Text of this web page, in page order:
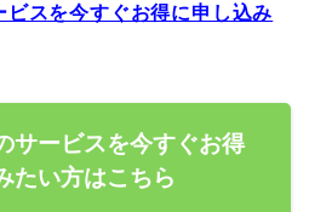
ビスを今すぐお得に申し込み
サービスを今すぐお得
たい方はこちら